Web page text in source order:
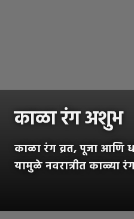
काळा रंग अशुभ
काळा रंग व्रत, पूजा आणि
यामुळे नवरात्रीत काळ्या